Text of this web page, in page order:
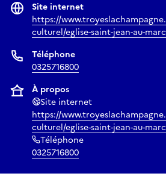
Site internet
https://
culturel/eglise-saint-jean-au-
Téléphone
0325716800
À propos
Site internet
https://
culturel/eglise-saint-jean-au-
Téléphone
0325716800